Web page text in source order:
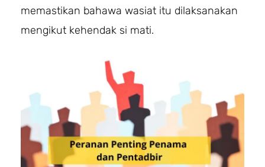
memastikan bahawa wasiat itu dilaksanakan
mengikut kehendak si mati.